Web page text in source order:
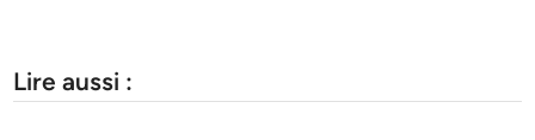
Lire aussi :